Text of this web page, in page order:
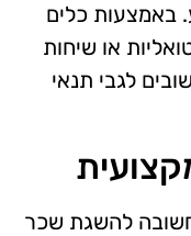
באמצעות כלים
או שיחות
לגבי תנאי
להשגת שכר